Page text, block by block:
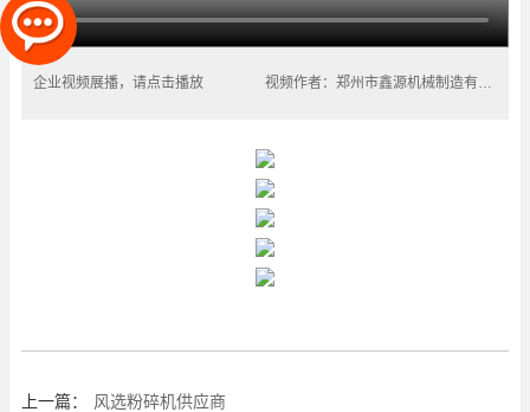
企业视频展播，请点击播放 视频作者：郑州市鑫源机械制造有限公司
上一篇： 风选粉碎机供应商